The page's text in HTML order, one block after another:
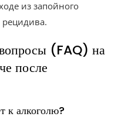
из запойного
(FAQ) на
после
к алкоголю?